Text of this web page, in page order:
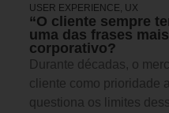
USER EXPERIENCE, UX
“O cliente sempre
uma das frases
corporativo?
Durante décadas, o
cliente como prioridade
questiona os limites